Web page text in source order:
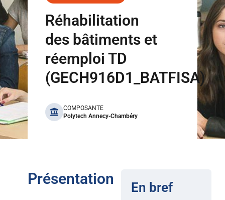
Réhabilitation
des bâtiments et
réemploi TD
(GECH916D1_BATFISA)
benefits
COMPOSANTE
Polytech Annecy-Chambéry
Présentation En bref